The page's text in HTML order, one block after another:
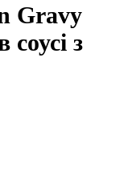
Gravy
з